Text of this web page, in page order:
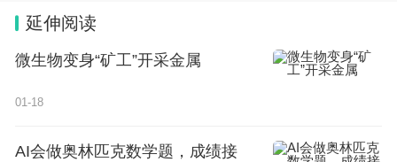
延伸阅读
微生物变身“矿工”开采金属
01-18
AI会做奥林匹克数学题，成绩接